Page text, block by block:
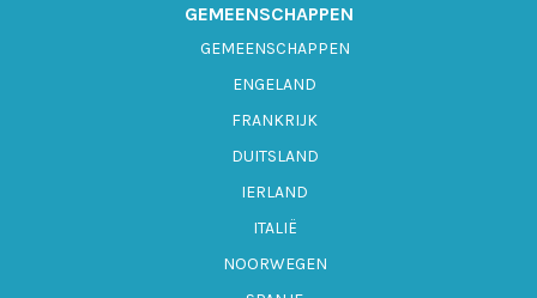
GEMEENSCHAPPEN
GEMEENSCHAPPEN
ENGELAND
FRANKRIJK
DUITSLAND
IERLAND
ITALIË
NOORWEGEN